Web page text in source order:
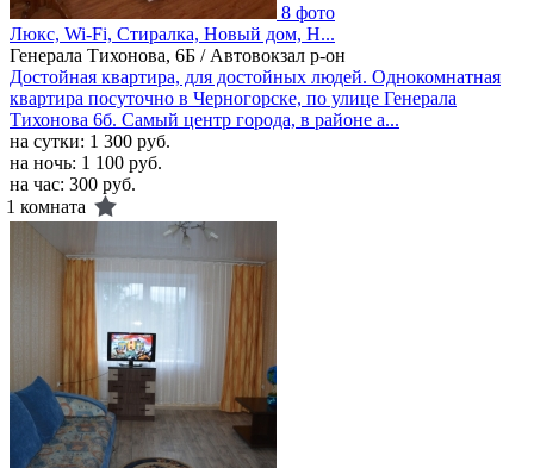
8 фото
Люкс, Wi-Fi, Стиралка, Новый дом, Н...
Генерала Тихонова, 6Б / Автовокзал р-он
Достойная квартира, для достойных людей. Однокомнатная
квартира посуточно в Черногорске, по улице Генерала
Тихонова 6б. Самый центр города, в районе а...
на сутки: 1 300 руб.
на ночь: 1 100 руб.
на час: 300 руб.
1 комната